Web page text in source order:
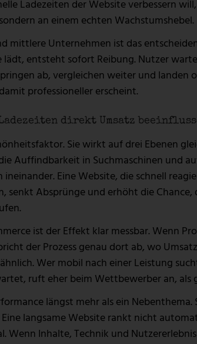
Ladezeiten der Website verbessern
an einem echten Wachstumshebel.
mittlere Unternehmen ist das
lädt, entsteht sofort Reibung. Nutzer
ab, vergleichen weiter und
professioneller erscheint.
direkt Umsatz
Sie wirkt auf drei Ebenen
Auffindbarkeit in Suchmaschinen und
ineinander. Eine Website, die schnell
senkt Absprünge und erhöht die Chance,
ist der Effekt klar messbar. Wenn
der Prozess genau dort ab, wo
Wer mobil nach einer Leistung
ruft eher beim Wettbewerber an, als
längst mehr als ein
langsame Website rankt nicht
Wenn Inhalte, Technik und